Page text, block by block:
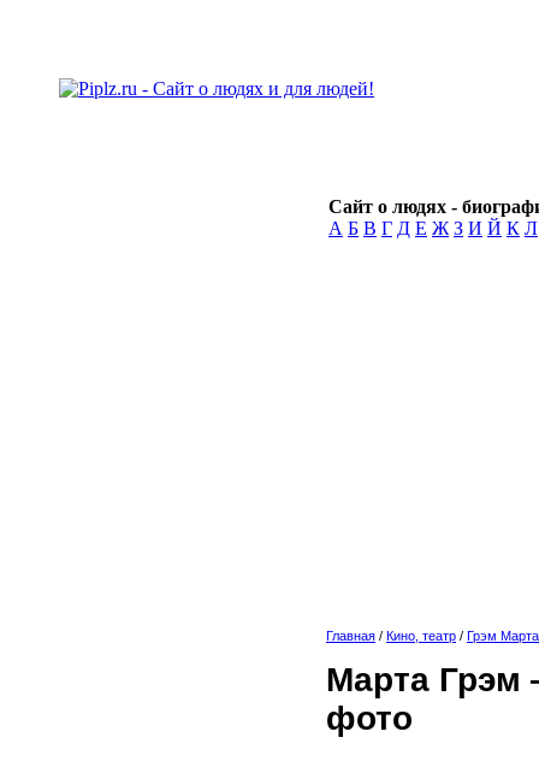
Сайт о людях -
А Б В Г Д Е Ж З И Й К Л
Главная / Кино, театр / Грэм Марта
Марта Грэм
фото